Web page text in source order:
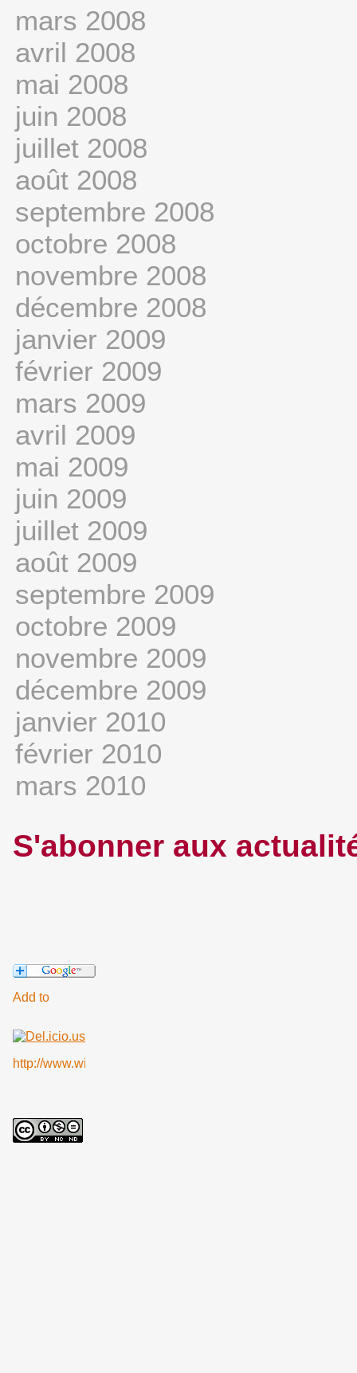
mars 2008
avril 2008
mai 2008
juin 2008
juillet 2008
août 2008
septembre 2008
octobre 2008
novembre 2008
décembre 2008
janvier 2009
février 2009
mars 2009
avril 2009
mai 2009
juin 2009
juillet 2009
août 2009
septembre 2009
octobre 2009
novembre 2009
décembre 2009
janvier 2010
février 2010
mars 2010
S'abonner aux